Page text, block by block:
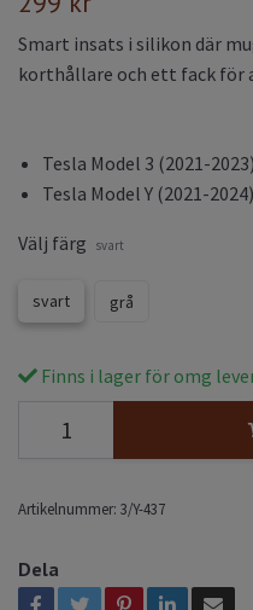
Smart insats i silikon där
korthållare och ett fack för
Tesla Model 3 (2021-2023)
Tesla Model Y (2021-2024)
Välj färg svart
svart grå
Finns i lager för omg
Artikelnummer: 3/Y-437
Dela